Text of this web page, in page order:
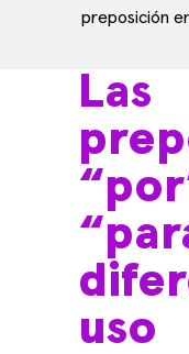
preposición
Las
uso